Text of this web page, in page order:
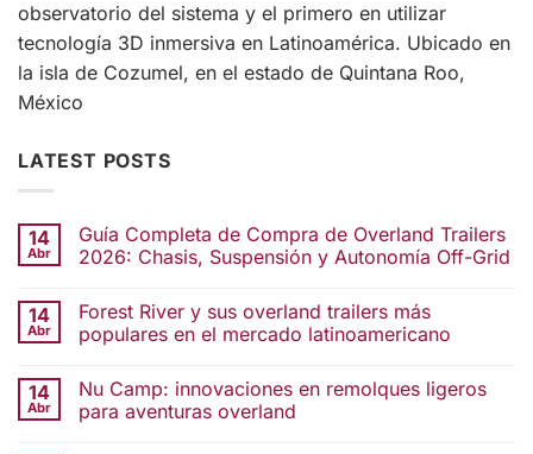
observatorio del sistema y el primero en utilizar
tecnología 3D inmersiva en Latinoamérica. Ubicado en
la isla de Cozumel, en el estado de Quintana Roo,
México
LATEST POSTS
14
Abr
Guía Completa de Compra de Overland Trailers
2026: Chasis, Suspensión y Autonomía Off-Grid
14
Abr
Forest River y sus overland trailers más
populares en el mercado latinoamericano
14
Abr
Nu Camp: innovaciones en remolques ligeros
para aventuras overland